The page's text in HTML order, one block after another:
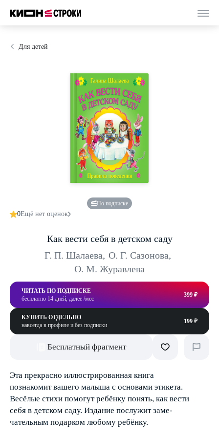
Для детей
По подписке
0Ещё нет оценок
Как вести себя в детском саду
Г. П. Шалаева, О. Г. Сазонова,
О. М. Журавлева
ЧИТАТЬ ПО ПОДПИСКЕ
бесплатно 14 дней, далее /мес
399 ₽
КУПИТЬ ОТДЕЛЬНО
навсегда в профиле и без подписки
199 ₽
Бесплатный фрагмент
Эта прекрасно иллюстрированная книга
познакомит вашего малыша с основами этикета.
Весёлые стихи помогут ребёнку понять, как вести
себя в детском саду. Издание послужит заме­
чательным подарком любому ребёнку.